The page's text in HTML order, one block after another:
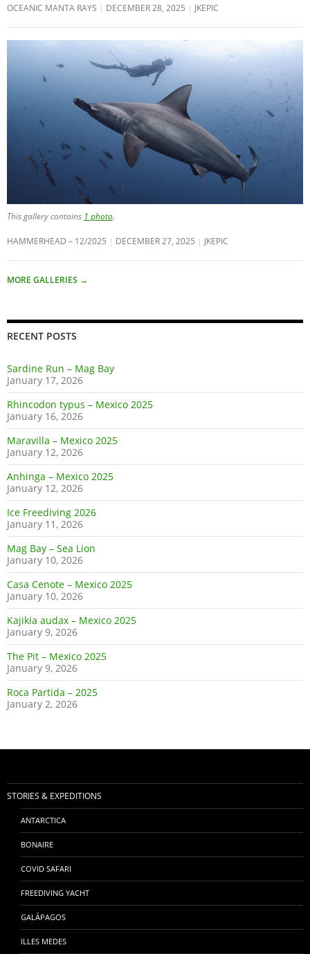
OCEANIC MANTA RAYS DECEMBER 28, 2025 JKEPIC
This gallery contains 1 photo.
HAMMERHEAD – 12/2025 DECEMBER 27, 2025 JKEPIC
MORE GALLERIES →
RECENT POSTS
Sardine Run – Mag Bay
January 17, 2026
Rhincodon typus – Mexico 2025
January 16, 2026
Maravilla – Mexico 2025
January 12, 2026
Anhinga – Mexico 2025
January 12, 2026
Ice Freediving 2026
January 11, 2026
Mag Bay – Sea Lion
January 10, 2026
Casa Cenote – Mexico 2025
January 10, 2026
Kajikia audax – Mexico 2025
January 9, 2026
The Pit – Mexico 2025
January 9, 2026
Roca Partida – 2025
January 2, 2026
STORIES & EXPEDITIONS
ANTARCTICA
BONAIRE
COVID SAFARI
FREEDIVING YACHT
GALÁPAGOS
ILLES MEDES